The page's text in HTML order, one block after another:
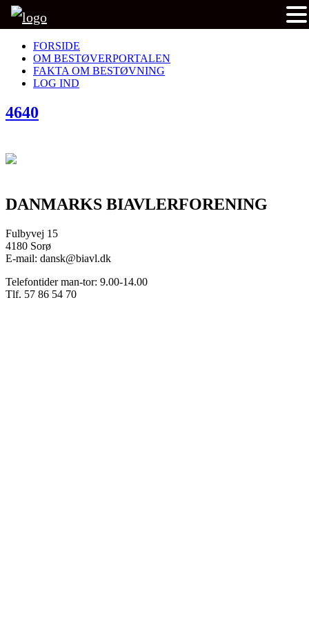
FORSIDE
OM BESTØVERPORTALEN
FAKTA OM BESTØVNING
LOG IND
4640
DANMARKS BIAVLERFORENING
Fulbyvej 15
4180 Sorø
E-mail: dansk@biavl.dk
Telefontider man-tor: 9.00-14.00
Tlf. 57 86 54 70